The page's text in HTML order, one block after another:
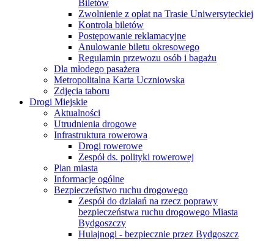
Biletów
Zwolnienie z opłat na Trasie Uniwersyteckiej
Kontrola biletów
Postępowanie reklamacyjne
Anulowanie biletu okresowego
Regulamin przewozu osób i bagażu
Dla młodego pasażera
Metropolitalna Karta Uczniowska
Zdjęcia taboru
Drogi Miejskie
Aktualności
Utrudnienia drogowe
Infrastruktura rowerowa
Drogi rowerowe
Zespół ds. polityki rowerowej
Plan miasta
Informacje ogólne
Bezpieczeństwo ruchu drogowego
Zespół do działań na rzecz poprawy
bezpieczeństwa ruchu drogowego Miasta
Bydgoszczy
Hulajnogi - bezpiecznie przez Bydgoszcz